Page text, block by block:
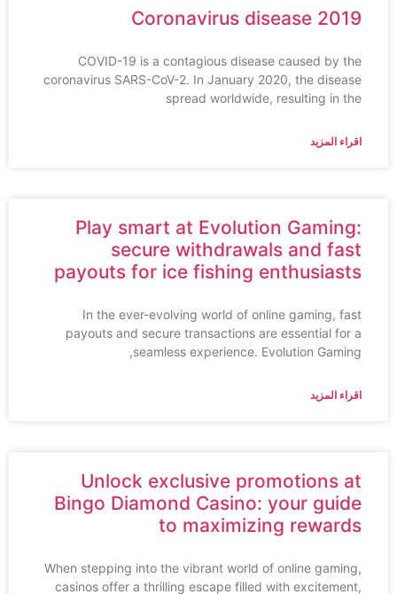
Coronavirus disease 2019
COVID-19 is a contagious disease caused by the
coronavirus SARS-CoV-2. In January 2020, the disease
spread worldwide, resulting in the
اقراء المزيد
Play smart at Evolution Gaming:
secure withdrawals and fast
payouts for ice fishing enthusiasts
In the ever-evolving world of online gaming, fast
payouts and secure transactions are essential for a
seamless experience. Evolution Gaming,
اقراء المزيد
Unlock exclusive promotions at
Bingo Diamond Casino: your guide
to maximizing rewards
When stepping into the vibrant world of online gaming,
casinos offer a thrilling escape filled with excitement,